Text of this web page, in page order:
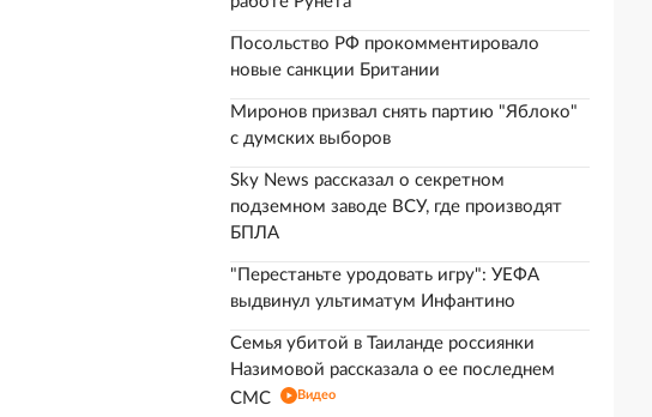
Посольство РФ прокомментировало
новые санкции Британии
Миронов призвал снять партию "Яблоко"
с думских выборов
Sky News рассказал о секретном
подземном заводе ВСУ, где производят
БПЛА
"Перестаньте уродовать игру": УЕФА
выдвинул ультиматум Инфантино
Семья убитой в Таиланде россиянки
Назимовой рассказала о ее последнем
СМС
Видео